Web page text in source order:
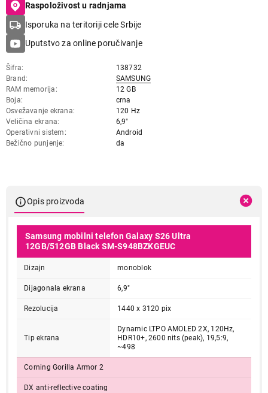
Raspoloživost u radnjama
Isporuka na teritoriji cele Srbije
Uputstvo za online poručivanje
Šifra
138732
Brand
SAMSUNG
RAM memorija
12 GB
Boja
crna
Osvežavanje ekrana
120 Hz
Veličina ekrana
6,9"
Operativni sistem
Android
Bežično punjenje
da
Opis proizvoda
Samsung mobilni telefon Galaxy S26 Ultra
12GB/512GB Black SM-S948BZKGEUC
Dizajn monoblok
Dijagonala ekrana 6,9"
Rezolucija 1440 x 3120 pix
Tip ekrana
Dynamic LTPO AMOLED 2X, 120Hz,
HDR10+, 2600 nits (peak), 19,5:9,
~498
Corning Gorilla Armor 2
DX anti-reflective coating